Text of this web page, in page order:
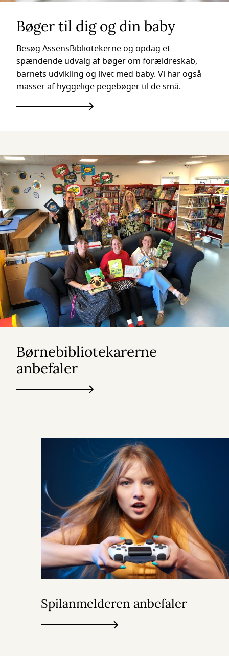
Bøger til dig og din baby
Besøg AssensBibliotekerne og opdag et
spændende udvalg af bøger om forældreskab,
barnets udvikling og livet med baby. Vi har også
masser af hyggelige pegebøger til de små.
Børnebibliotekarerne
anbefaler
Spilanmelderen anbefaler